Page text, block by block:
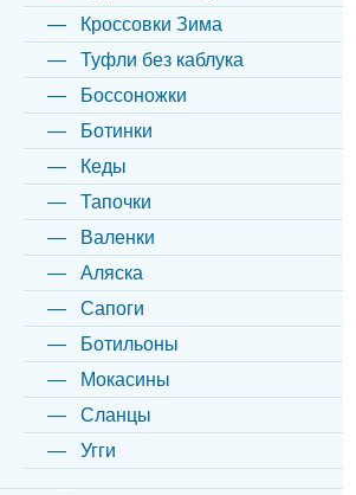
Кроссовки Зима
Туфли без каблука
Боссоножки
Ботинки
Кеды
Тапочки
Валенки
Аляска
Сапоги
Ботильоны
Мокасины
Сланцы
Угги